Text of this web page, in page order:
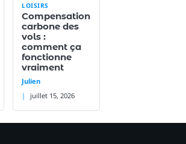
LOISIRS
Compensation
carbone des
vols :
comment ça
fonctionne
vraiment
Julien
juillet 15, 2026